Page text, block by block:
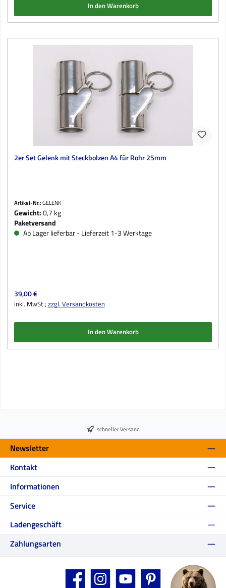
In den Warenkorb
2er Set Gelenk mit Steckbolzen A4 für Rohr 25mm
Artikel-Nr.:GELENK
Gewicht:0,7 kg
Paketversand
Ab Lager lieferbar - Lieferzeit 1-3 Werktage
Regulärer Preis:
39,00 €
inkl. MwSt.;zzgl. Versandkosten
In den Warenkorb
schneller Versand
Newsletter
Kontakt
Informationen
Service
Ladengeschäft
Zahlungsarten
Facebook Instagram YouTube Pinterest